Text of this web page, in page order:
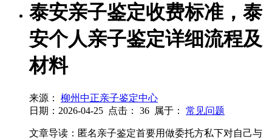
泰安亲子鉴定收费标准，泰
安个人亲子鉴定详细流程及
材料
来源：
柳州中正亲子鉴定中心
日期：2026-04-25 点击： 36 属于： 常见问题
文章导读：匿名亲子鉴定首要用做委托方私下对自己与